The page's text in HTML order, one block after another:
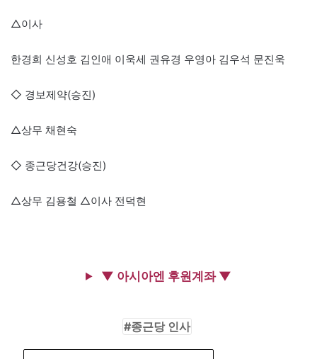
△이사
한경희 신성호 김인애 이욱세 권유경 우영아 김우석 문진욱
◇ 경보제약(승진)
△상무 채현숙
◇ 종근당건강(승진)
△상무 김용철 △이사 전덕현
▼ 아시아엔 후원계좌 ▼
종근당 인사